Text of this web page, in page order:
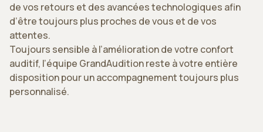
de vos retours et des avancées technologiques afin
d’être toujours plus proches de vous et de vos
attentes.
Toujours sensible à l’amélioration de votre confort
auditif, l’équipe GrandAudition reste à votre entière
disposition pour un accompagnement toujours plus
personnalisé.